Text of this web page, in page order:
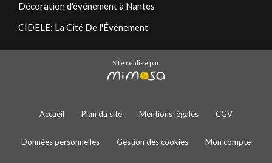
Décoration d'événement à Nantes
CIDELE: La Cité De l'Événement
Site réalisé par
Accueil Plan du site Mentions légales CGV
Données personnelles Gestion des cookies Mon compte